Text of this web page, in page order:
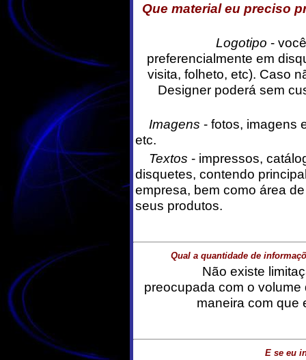
Que material eu preciso
Logotipo -
preferencialmente em
visita, folheto, etc). Caso
Designer poderá sem
Imagens - fotos, imagens
etc.
Textos - impressos,
disquetes, contendo
empresa, bem como área
seus produtos.
Qual a quantidade de
Não existe
preocupada com o
maneira com que
E se eu